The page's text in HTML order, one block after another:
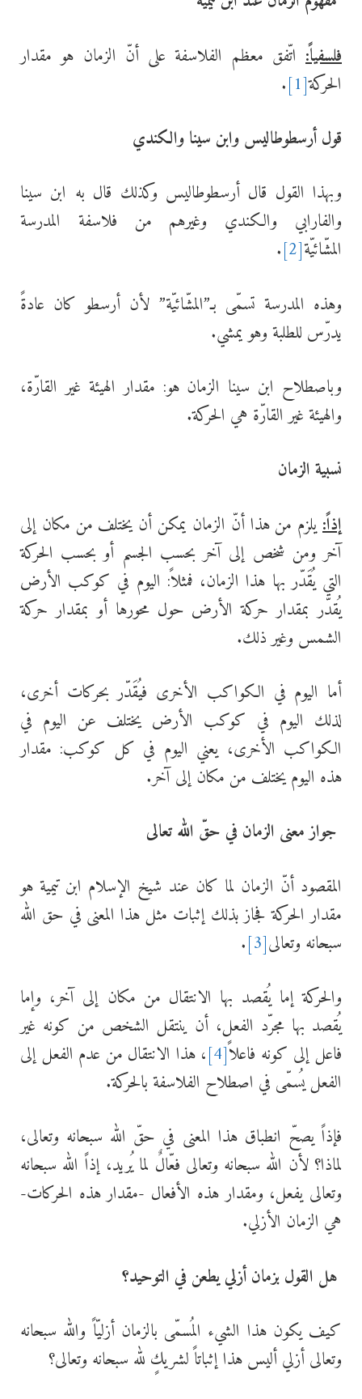
فلسفياً: اتّفق معظم الفلاسفة على أنّ الزمان هو مقدار
الحركة[1]
.
قول أرسطوطاليس وابن سينا والكندي
وبهذا القول قال أرسطوطاليس وكذلك قال به ابن سينا
والفارابي والكندي وغيرهم من فلاسفة المدرسة
المشّائيّة[2]
.
وهذه المدرسة تسمّى بـ”المشّائيّة” لأن أرسطو كان عادةً
يدرّس للطلبة وهو يمشي.
وباصطلاح ابن سينا الزمان هو: مقدار الهيئة غير القارّة،
والهيئة غير القارّة هي الحركة.
نسبية الزمان
إذاً:يلزم من هذا أنّ الزمان يمكن أن يختلف من مكان إلى
آخر ومن شخص إلى آخر بحسب الجسم أو بحسب الحركة
التي يُقَدّر بها هذا الزمان، فمثلاً: اليوم في كوكب الأرض
يُقدّر بمقدار حركة الأرض حول محورها أو بمقدار حركة
الشمس وغير ذلك.
أما اليوم في الكواكب الأخرى فيُقَدّر بحركات أخرى،
لذلك اليوم في كوكب الأرض يختلف عن اليوم في
الكواكب الأخرى، يعني اليوم في كل كوكب: مقدار
هذه اليوم يختلف من مكان إلى آخر.
جواز معنى الزمان في حقّ الله تعالى
المقصود أنّ الزمان لما كان عند شيخ الإسلام ابن تيمية هو
مقدار الحركة فجاز بذلك إثبات مثل هذا المعنى في حق الله
سبحانه وتعالى[3]
.
والحركة إما يُقصد بها الانتقال من مكان إلى آخر، وإما
يُقصد بها مجرّد الفعل، أن ينتقل الشخص من كونه غير
فاعل إلى كونه فاعلاً[4] ، هذا الانتقال من عدم الفعل إلى
الفعل يُسمّى في اصطلاح الفلاسفة بالحركة.
فإذاً يصحّ انطباق هذا المعنى في حقّ الله سبحانه وتعالى،
لماذا؟ لأن الله سبحانه وتعالى فعّالٌ لما يُريد، إذاً الله سبحانه
وتعالى يفعل، ومقدار هذه الأفعال -مقدار هذه الحركات-
هي الزمان الأزلي.
هل القول بزمان أزلي يطعن في التوحيد؟
كيف يكون هذا الشيء المُسمّى بالزمان أزليّاً والله سبحانه
وتعالى أزلي أليس هذا إثباتاً لشريكٍ لله سبحانه وتعالى؟